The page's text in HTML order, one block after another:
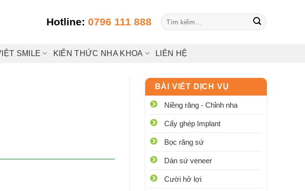
Hotline: 0796 111 888
Tìm
kiếm:
SMILE KIẾN THỨC NHA KHOA LIÊN HỆ
BÀI VIẾT DỊCH VỤ
Niềng răng - Chỉnh nha
Cấy ghép Implant
Bọc răng sứ
Dán sứ veneer
Cười hở lợi